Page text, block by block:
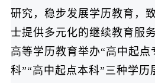
研究，稳步发展学历教育，
士提供多元化的继续教育服
高等学历教育举办“高中起点
科”“高中起点本科”三种学历